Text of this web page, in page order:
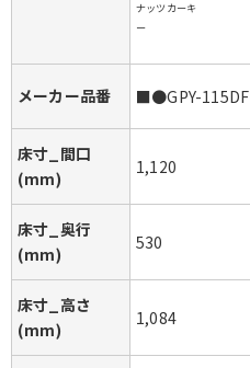
ナッツカーキ
ー
メーカー品番 ■●GPY-115DF
床寸_間口
(mm)
1,120
床寸_奥行
(mm)
530
床寸_高さ
(mm)
1,084